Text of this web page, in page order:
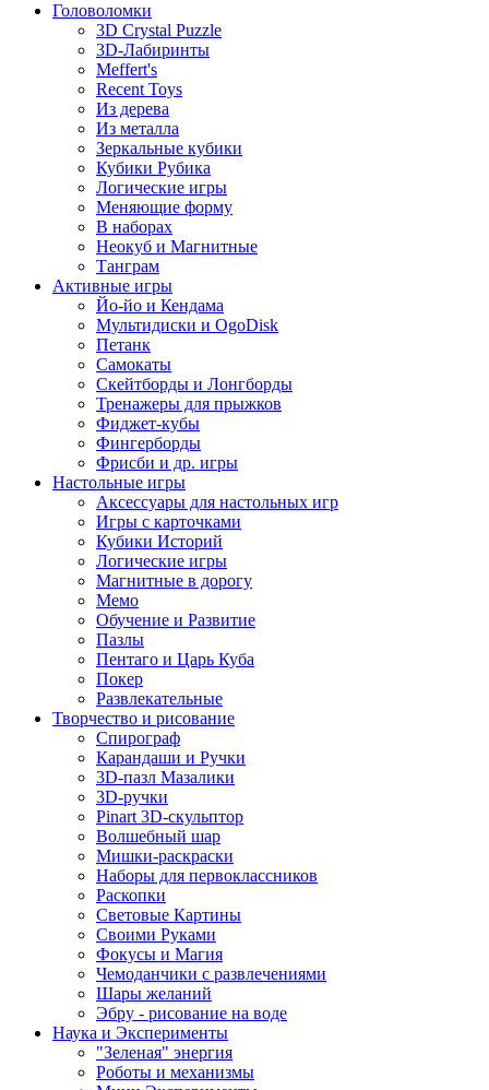
Головоломки
3D Crystal Puzzle
3D-Лабиринты
Meffert's
Recent Toys
Из дерева
Из металла
Зеркальные кубики
Кубики Рубика
Логические игры
Меняющие форму
В наборах
Неокуб и Магнитные
Танграм
Активные игры
Йо-йо и Кендама
Мультидиски и OgoDisk
Петанк
Самокаты
Скейтборды и Лонгборды
Тренажеры для прыжков
Фиджет-кубы
Фингерборды
Фрисби и др. игры
Настольные игры
Аксессуары для настольных игр
Игры с карточками
Кубики Историй
Логические игры
Магнитные в дорогу
Мемо
Обучение и Развитие
Пазлы
Пентаго и Царь Куба
Покер
Развлекательные
Творчество и рисование
Спирограф
Карандаши и Ручки
3D-пазл Мазалики
3D-ручки
Pinart 3D-скульптор
Волшебный шар
Мишки-раскраски
Наборы для первоклассников
Раскопки
Световые Картины
Своими Руками
Фокусы и Магия
Чемоданчики с развлечениями
Шары желаний
Эбру - рисование на воде
Наука и Эксперименты
"Зеленая" энергия
Роботы и механизмы